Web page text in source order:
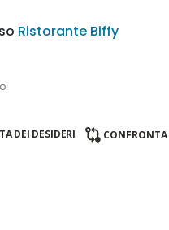
Ristorante Biffy
DEI DESIDERI CONFRONTA